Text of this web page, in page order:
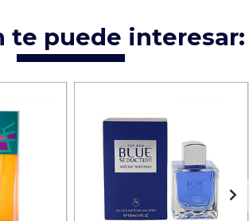
te puede interesar: